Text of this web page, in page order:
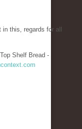
in this, regards for all
Shelf Bread -